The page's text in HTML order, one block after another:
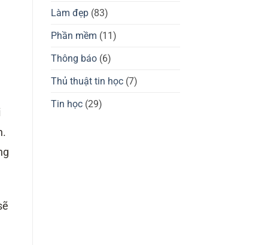
OGM
Pro,
Làm đẹp(83)
Phần mềm (11)
Thông báo(6)
Thủ thuật tin học(7)
Tin học(29)